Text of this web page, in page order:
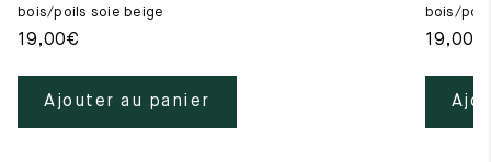
bois/poils soie beige
19,00€
Ajouter au panier
bois/
19,00